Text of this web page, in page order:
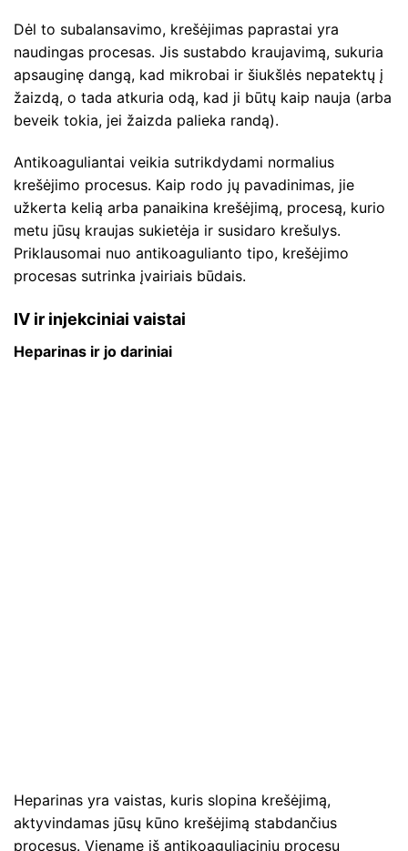
Dėl to subalansavimo, krešėjimas paprastai yra
naudingas procesas. Jis sustabdo kraujavimą, sukuria
apsauginę dangą, kad mikrobai ir šiukšlės nepatektų į
žaizdą, o tada atkuria odą, kad ji būtų kaip nauja (arba
beveik tokia, jei žaizda palieka randą).
Antikoaguliantai veikia sutrikdydami normalius
krešėjimo procesus. Kaip rodo jų pavadinimas, jie
užkerta kelią arba panaikina krešėjimą, procesą, kurio
metu jūsų kraujas sukietėja ir susidaro krešulys.
Priklausomai nuo antikoagulianto tipo, krešėjimo
procesas sutrinka įvairiais būdais.
IV ir injekciniai vaistai
Heparinas ir jo dariniai
Heparinas yra vaistas, kuris slopina krešėjimą,
aktyvindamas jūsų kūno krešėjimą stabdančius
procesus. Viename iš antikoaguliacinių procesų